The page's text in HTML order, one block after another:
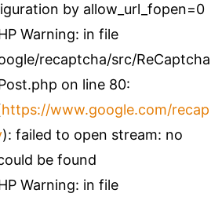
by allow_url_fopen=0
Warning: in file
recaptcha/src/ReCaptcha
on line 80:
https://www.google.com/recap
): failed to open stream: no
be found
Warning: in file